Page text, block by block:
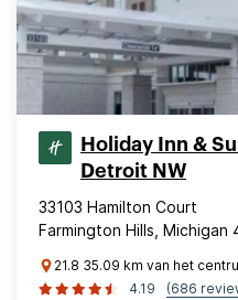
Holiday Inn &
Detroit NW
33103 Hamilton Court
Farmington Hills,
21.8 35.09 km van het
4.19
(686